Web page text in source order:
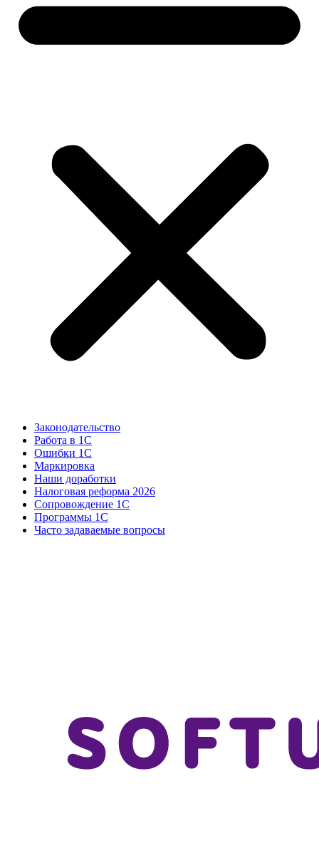
Законодательство
Работа в 1С
Ошибки 1С
Маркировка
Наши доработки
Налоговая реформа 2026
Сопровождение 1С
Программы 1С
Часто задаваемые вопросы